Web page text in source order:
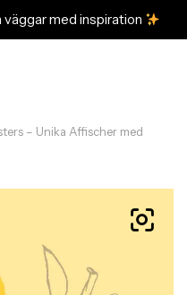
väggar med inspiration
– Unika Affischer med